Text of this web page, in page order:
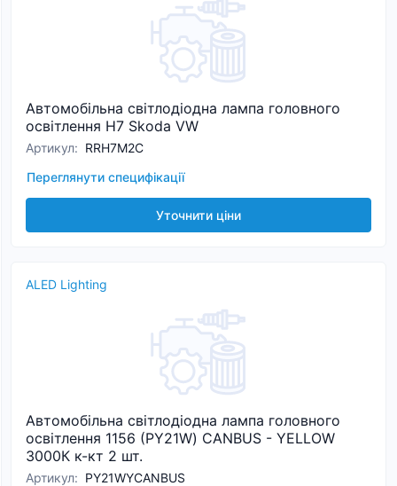
Автомобільна світлодіодна лампа головного
освітлення H7 Skoda VW
Артикул: RRH7M2C
Переглянути специфікації
Уточнити ціни
ALED Lighting
Автомобільна світлодіодна лампа головного
освітлення 1156 (PY21W) CANBUS - YELLOW
3000К к-кт 2 шт.
Артикул: PY21WYCANBUS